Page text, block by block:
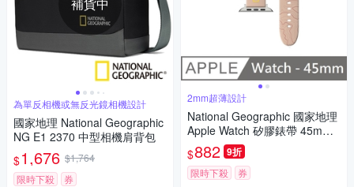
補貨中
為單反相機或無反光鏡相機設計
國家地理 National Geographic
NG E1 2370 中型相機肩背包
$1,676 $1,764
限時下殺
券
2mm超薄設計
National Geographic 國家地理
Apple Watch 矽膠錶帶 45mm -
粉色
$882 9折
限時下殺 券